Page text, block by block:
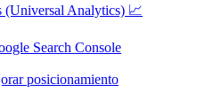
(Universal Analytics) 📈
Search Console
posicionamiento